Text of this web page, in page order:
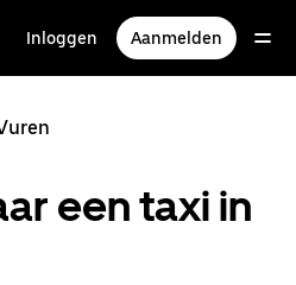
Inloggen Aanmelden
een taxi in